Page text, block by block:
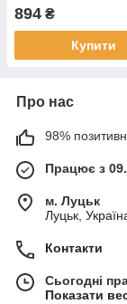
894 ₴
Купити
Про нас
98%
Працює з
м. Луцьк
Луцьк,
Контакти
Сьогодні
Показати